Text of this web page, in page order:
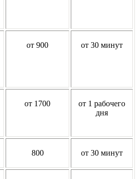
от 900 от 30 минут
от 1700
от 1 рабочего
дня
800 от 30 минут